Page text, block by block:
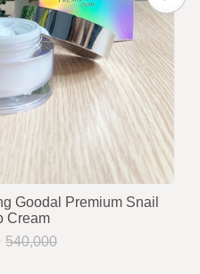
Goodal Premium Snail
Cream
540,000